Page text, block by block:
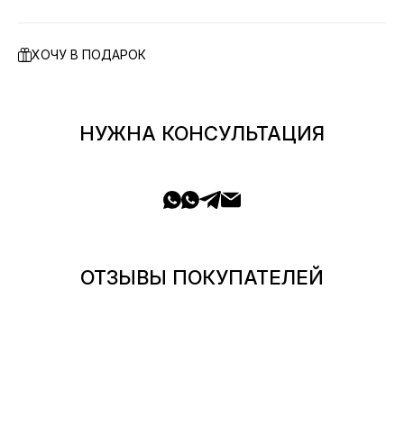
ХОЧУ В ПОДАРОК
НУЖНА КОНСУЛЬТАЦИЯ
ОТЗЫВЫ ПОКУПАТЕЛЕЙ